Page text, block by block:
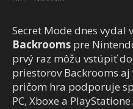
Secret Mode dnes vydal
Backrooms pre
prvý raz môžu vstúpiť
priestorov Backrooms
pričom hra podporuje
PC, Xboxe a PlayStatione.